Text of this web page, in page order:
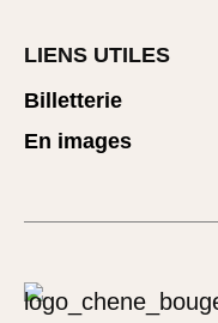
LIENS UTILES
Billetterie
En images